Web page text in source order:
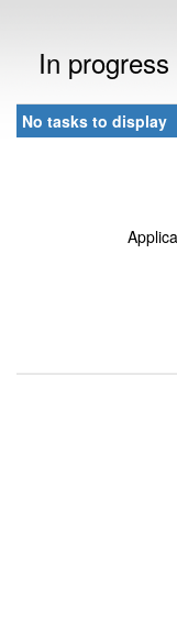
In
No tasks to display